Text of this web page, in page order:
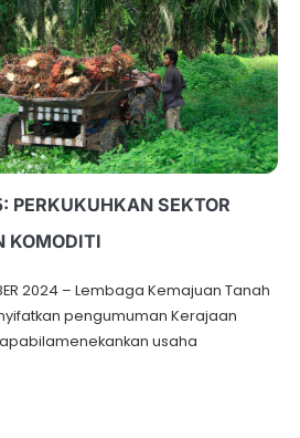
PERKUKUHKAN SEKTOR
KOMODITI
2024 – Lembaga Kemajuan Tanah
pengumuman Kerajaan
usaha